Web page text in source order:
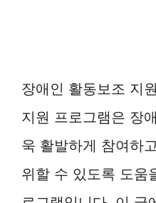
장애인 활동보조 지
지원 프로그램은 장
욱 활발하게 참여하
위할 수 있도록 도움